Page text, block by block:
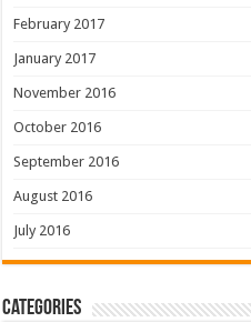
February 2017
January 2017
November 2016
October 2016
September 2016
August 2016
July 2016
Categories